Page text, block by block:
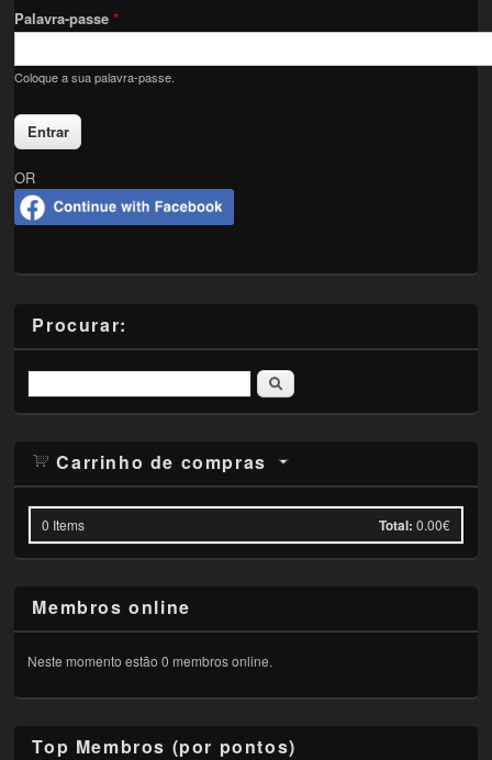
Palavra-passe*
Coloque a sua palavra-passe.
OR
Procurar:
Pesquisar
Carrinho de compras
0 Items Total: 0.00€
Membros online
Neste momento estão 0 membros online.
Top Membros (por pontos)